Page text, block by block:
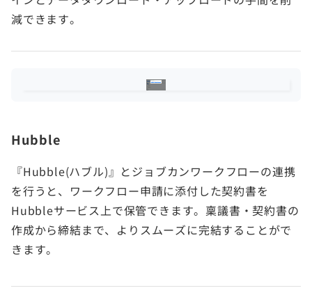
減できます。
Hubble
『Hubble(ハブル)』とジョブカンワークフローの連携
を行うと、ワークフロー申請に添付した契約書を
Hubbleサービス上で保管できます。稟議書・契約書の
作成から締結まで、よりスムーズに完結することがで
きます。